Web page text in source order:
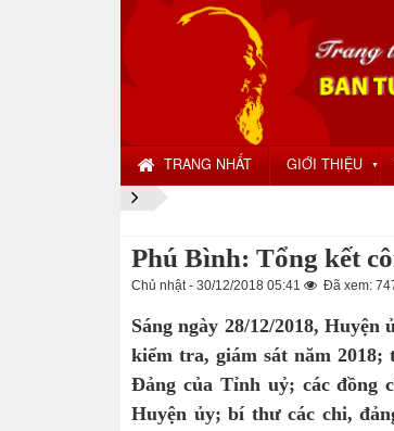
TRANG NHẤT GIỚI THIỆU ▼
Phú Bình: Tổng kết
Chủ nhật - 30/12/2018 05:41 Đã xem:
Sáng ngày 28/12/2018,
kiểm tra, giám sát năm
Đảng của Tỉnh uỷ; các đồng
Huyện ủy; bí thư các chi,